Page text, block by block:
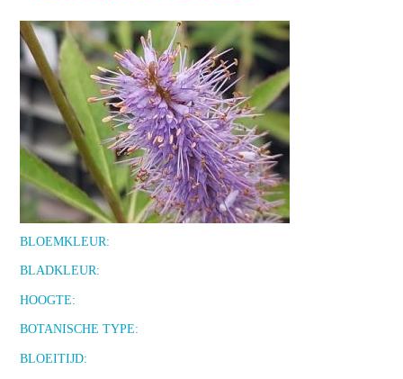
BLOEMKLEUR:
BLADKLEUR:
HOOGTE:
BOTANISCHE TYPE:
BLOEITIJD: